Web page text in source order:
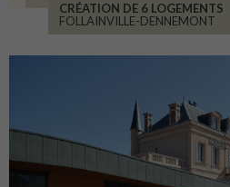
CRÉATION DE 6 LOGEMENTS
FOLLAINVILLE-DENNEMONT